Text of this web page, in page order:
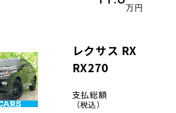
万円
レクサス RX
RX270
支払総額
（税込）